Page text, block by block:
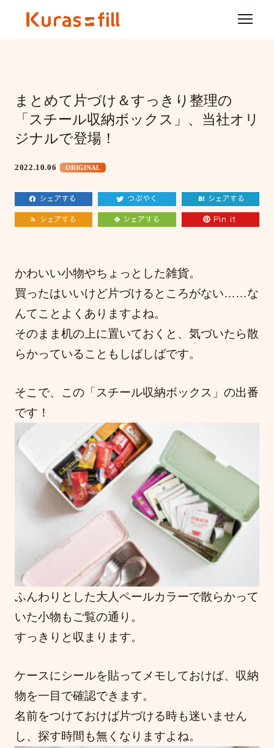
まとめて片づけ＆すっきり整理の
「スチール収納ボックス」、当社オリ
ジナルで登場！
2022.10.06 ORIGINAL
かわいい小物やちょっとした雑貨。
買ったはいいけど片づけるところがない……な
んてことよくありますよね。
そのまま机の上に置いておくと、気づいたら散
らかっていることもしばしばです。
そこで、この「スチール収納ボックス」の出番
です！
ふんわりとした大人ペールカラーで散らかって
いた小物もご覧の通り。
すっきりと収まります。
ケースにシールを貼ってメモしておけば、収納
物を一目で確認できます。
名前をつけておけば片づける時も迷いません
し、探す時間も無くなりますよね。